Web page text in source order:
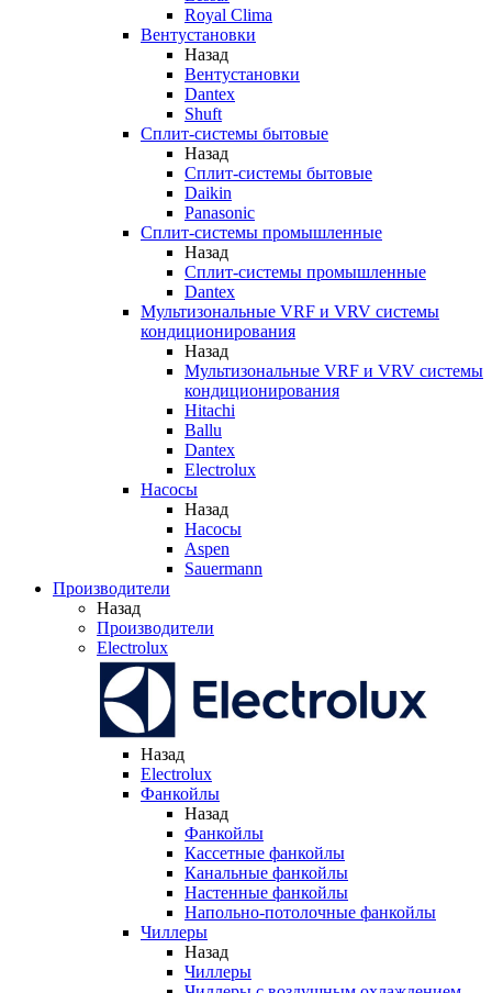
Royal Clima
Вентустановки
Назад
Вентустановки
Dantex
Shuft
Сплит-системы бытовые
Назад
Сплит-системы бытовые
Daikin
Panasonic
Сплит-системы промышленные
Назад
Сплит-системы промышленные
Dantex
Мультизональные VRF и VRV системы
кондиционирования
Назад
Мультизональные VRF и VRV системы
кондиционирования
Hitachi
Ballu
Dantex
Electrolux
Насосы
Назад
Насосы
Aspen
Sauermann
Производители
Назад
Производители
Electrolux
Назад
Electrolux
Фанкойлы
Назад
Фанкойлы
Кассетные фанкойлы
Канальные фанкойлы
Настенные фанкойлы
Напольно-потолочные фанкойлы
Чиллеры
Назад
Чиллеры